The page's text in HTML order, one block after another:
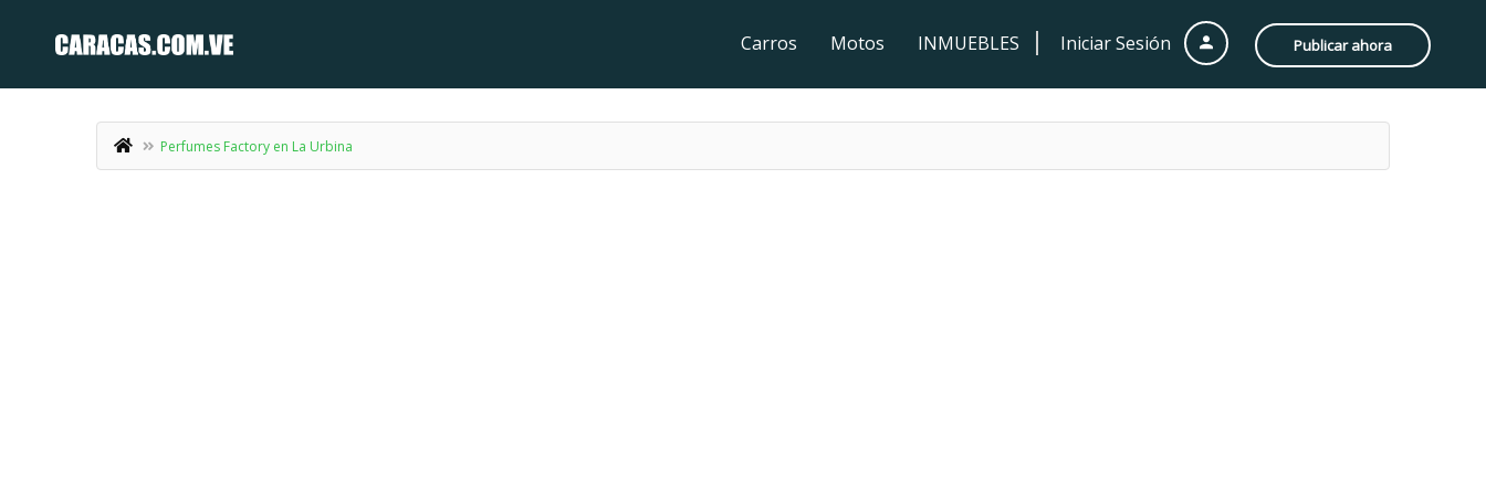
Iniciar Sesión Publicar ahora
Carros Motos INMUEBLES
Perfumes Factory en La Urbina